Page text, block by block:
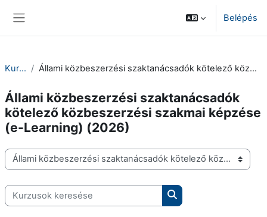
Belépés
Kurzusok Állami közbeszerzési szaktanácsadók kötelező közbeszerzési szakmai képzése (e-Learning) (2026)
Állami közbeszerzési szaktanácsadók
kötelező közbeszerzési szakmai képzése
(e-Learning) (2026)
Kurzuskategóriák
Kurzusok keresése
Kurzusok keresése